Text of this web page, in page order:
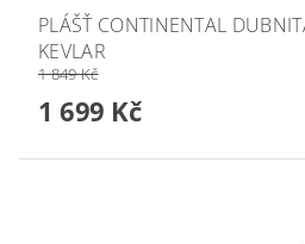
PLÁŠŤ CONTINENTAL
KEVLAR
1 849 Kč
1 699 Kč